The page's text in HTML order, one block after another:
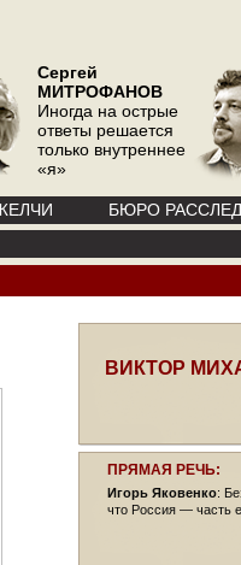
Сергей
МИТРОФАНОВ
Иногда на острые
ответы решается
только внутреннее
«я»
БЮРО
ВИКТОР
ПРЯМАЯ РЕЧЬ:
Игорь Яковенко:
что Россия — часть